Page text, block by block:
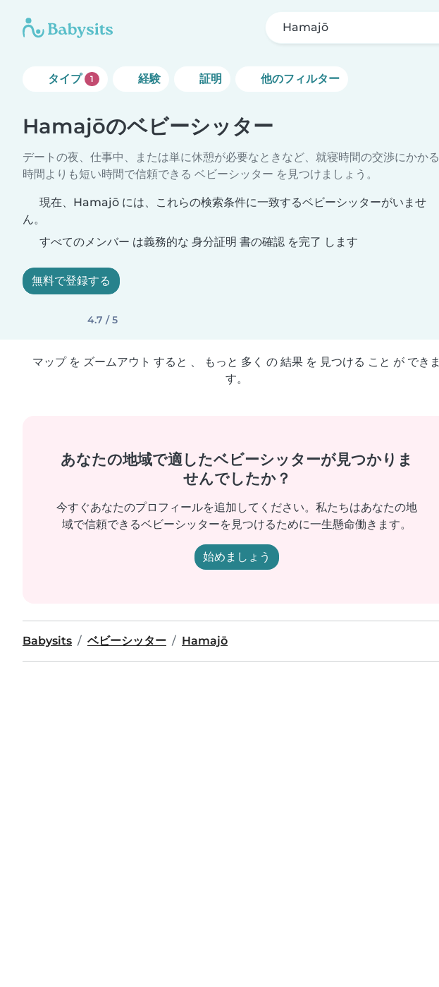
Hamajō
タイプ 1 経験 証明 他のフィルター
Hamajōのベビーシッター
デートの夜、仕事中、または単に休憩が必要なときなど、就寝時間の交渉にかかる
時間よりも短い時間で信頼できる ベビーシッター を見つけましょう。
現在、Hamajō には、これらの検索条件に一致するベビーシッターがいませ
ん。
すべてのメンバー は義務的な 身分証明 書の確認 を完了 します
無料で登録する
4.7 / 5
マップ を ズームアウト すると 、 もっと 多く の 結果 を 見つける こと が できま
す。
あなたの地域で適したベビーシッターが見つかりま
せんでしたか？
今すぐあなたのプロフィールを追加してください。私たちはあなたの地
域で信頼できるベビーシッターを見つけるために一生懸命働きます。
始めましょう
Babysits ベビーシッター Hamajō